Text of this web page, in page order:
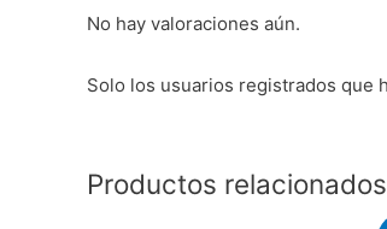
No hay valoraciones aún.
Solo los usuarios registrados que
Productos relacionados